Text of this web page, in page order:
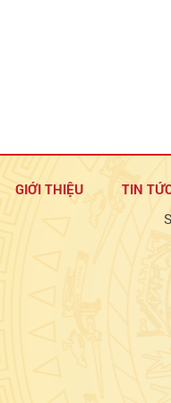
GIỚI THIỆU TIN